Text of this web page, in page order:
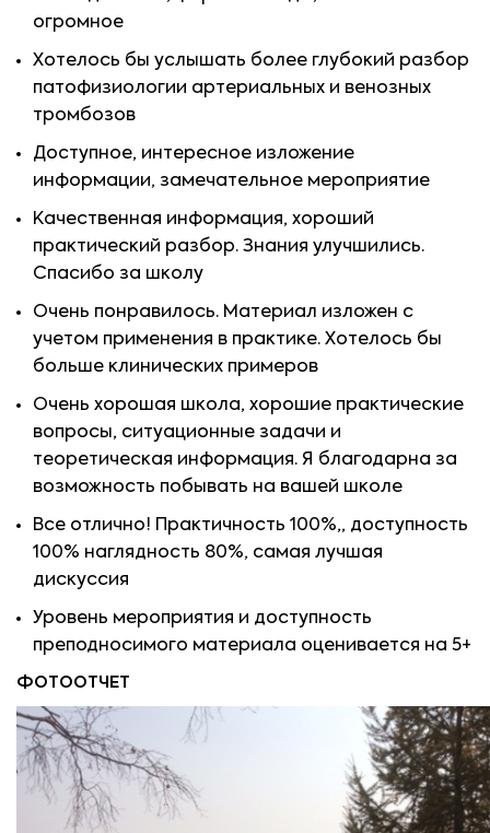
огромное
Хотелось бы услышать более глубокий разбор
патофизиологии артериальных и венозных
тромбозов
Доступное, интересное изложение
информации, замечательное мероприятие
Качественная информация, хороший
практический разбор. Знания улучшились.
Спасибо за школу
Очень понравилось. Материал изложен с
учетом применения в практике. Хотелось бы
больше клинических примеров
Очень хорошая школа, хорошие практические
вопросы, ситуационные задачи и
теоретическая информация. Я благодарна за
возможность побывать на вашей школе
Все отлично! Практичность 100%,, доступность
100% наглядность 80%, самая лучшая
дискуссия
Уровень мероприятия и доступность
преподносимого материала оценивается на 5+
ФОТООТЧЕТ